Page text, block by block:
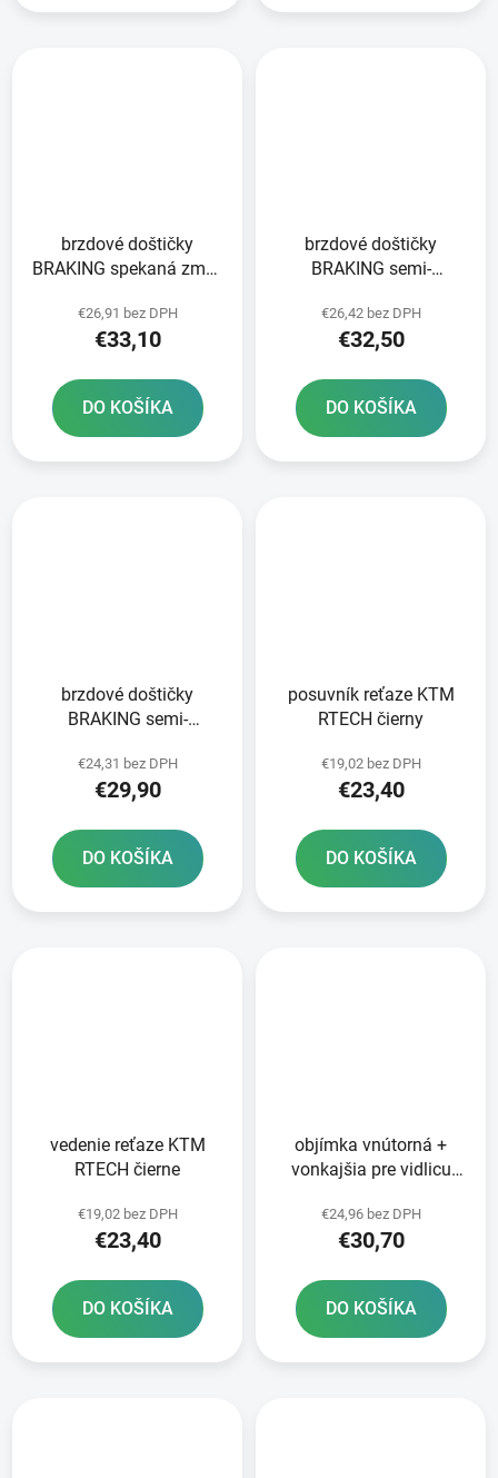
brzdové doštičky
BRAKING spekaná zmes
€26,91 bez DPH
€33,10
DO KOŠÍKA
brzdové doštičky
BRAKING semi-
ks v balení
€26,42 bez DPH
€32,50
DO KOŠÍKA
brzdové doštičky
BRAKING semi-
ks v balení
€24,31 bez DPH
€29,90
DO KOŠÍKA
posuvník reťaze KTM
RTECH čierny
€19,02 bez DPH
€23,40
DO KOŠÍKA
vedenie reťaze KTM
RTECH čierne
€19,02 bez DPH
€23,40
DO KOŠÍKA
objímka vnútorná +
vonkajšia pre vidlicu
SKF 2 ks
€24,96 bez DPH
€30,70
DO KOŠÍKA